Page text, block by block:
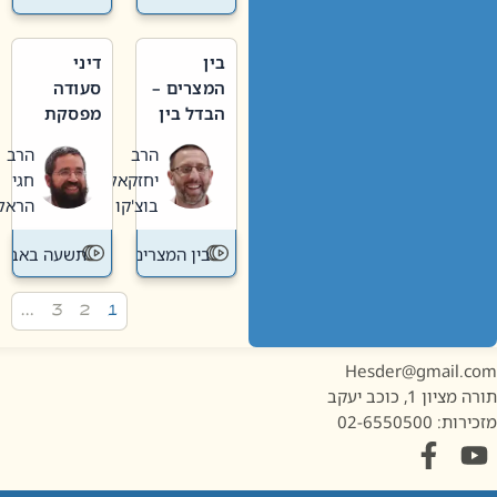
בין
המצרים –
הבדל בין
חדשה
לישנה
הרב
יחזקאל
בוצ'קו
בין המצרים
דיני
סעודה
מפסקת
תשעה
באב
הרב
חגי
הראל
תשעה באב
1, כוכב יעקב
02-6550500